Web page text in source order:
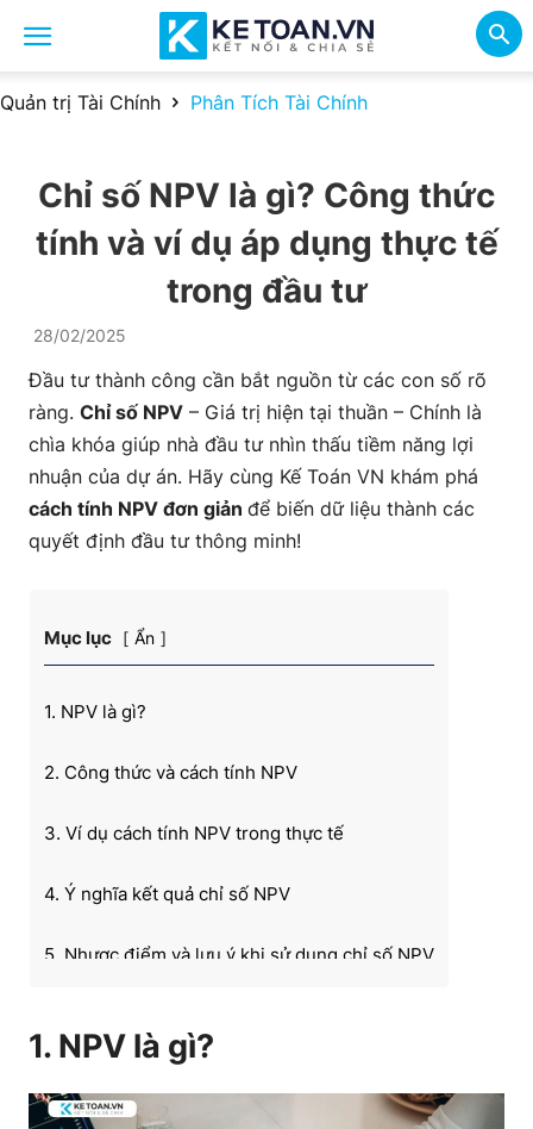
Quản trị Tài Chính Phân Tích Tài Chính
Chỉ số NPV là gì? Công thức
tính và ví dụ áp dụng thực tế
trong đầu tư
28/02/2025
Đầu tư thành công cần bắt nguồn từ các con số rõ
ràng. Chỉ số NPV – Giá trị hiện tại thuần – Chính là
chìa khóa giúp nhà đầu tư nhìn thấu tiềm năng lợi
nhuận của dự án. Hãy cùng Kế Toán VN khám phá
cách tính NPV đơn giản để biến dữ liệu thành các
quyết định đầu tư thông minh!
Mục lục Ẩn
1. NPV là gì?
2. Công thức và cách tính NPV
3. Ví dụ cách tính NPV trong thực tế
4. Ý nghĩa kết quả chỉ số NPV
5. Nhược điểm và lưu ý khi sử dụng chỉ số NPV
1. NPV là gì?